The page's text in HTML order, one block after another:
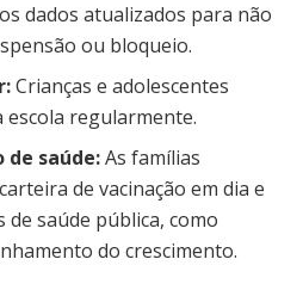
dados atualizados para não
ou bloqueio.
Crianças e adolescentes
regularmente.
de saúde:As famílias
de vacinação em dia e
de saúde pública, como
do crescimento.